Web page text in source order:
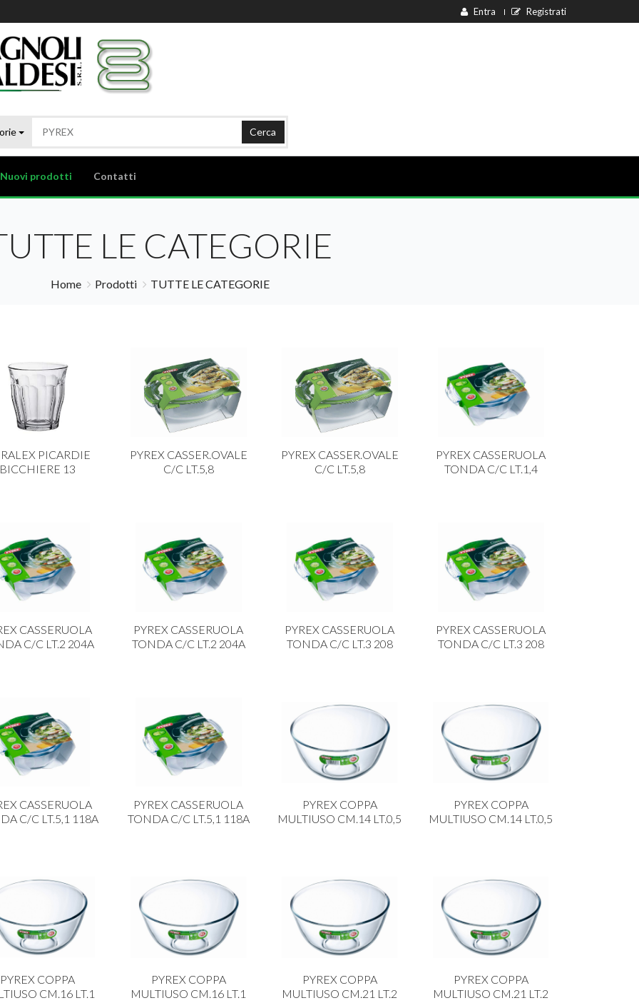
Entra Registrati
Cerca
Nuovi prodotti Contatti
LE CATEGORIE
Home Prodotti TUTTE LE CATEGORIE
PICARDIE
13
PYREX CASSER.OVALE
C/C LT.5,8
PYREX CASSER.OVALE
C/C LT.5,8
PYREX CASSERUOLA
TONDA C/C LT.1,4
CASSERUOLA
C/C LT.2 204A
PYREX CASSERUOLA
TONDA C/C LT.2 204A
PYREX CASSERUOLA
TONDA C/C LT.3 208
PYREX CASSERUOLA
TONDA C/C LT.3 208
CASSERUOLA
C/C LT.5,1 118A
PYREX CASSERUOLA
TONDA C/C LT.5,1 118A
PYREX COPPA
MULTIUSO CM.14 LT.0,5
PYREX COPPA
MULTIUSO CM.14 LT.0,5
PYREX COPPA
CM.16 LT.1
PYREX COPPA
MULTIUSO CM.16 LT.1
PYREX COPPA
MULTIUSO CM.21 LT.2
PYREX COPPA
MULTIUSO CM.21 LT.2